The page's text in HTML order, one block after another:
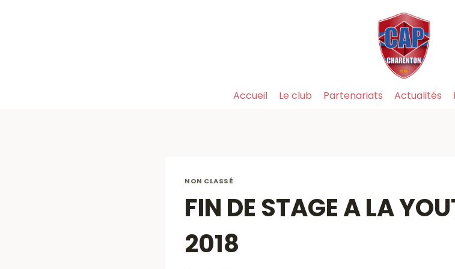
Accueil Le club Partenariats Actualités
NON CLASSÉ
FIN DE STAGE A LA
2018